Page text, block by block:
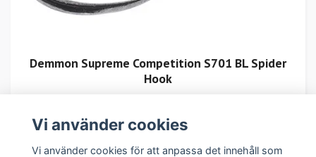
Demmon Supreme Competition S701 BL Spider
Hook
Vi använder cookies
Vi använder cookies för att anpassa det innehåll som